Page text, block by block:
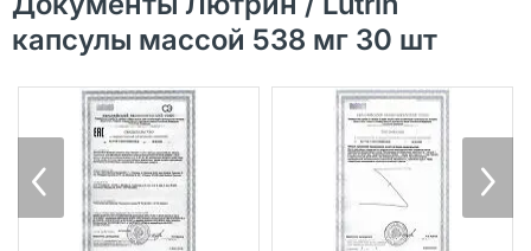
капсулы массой 538 мг 30 шт